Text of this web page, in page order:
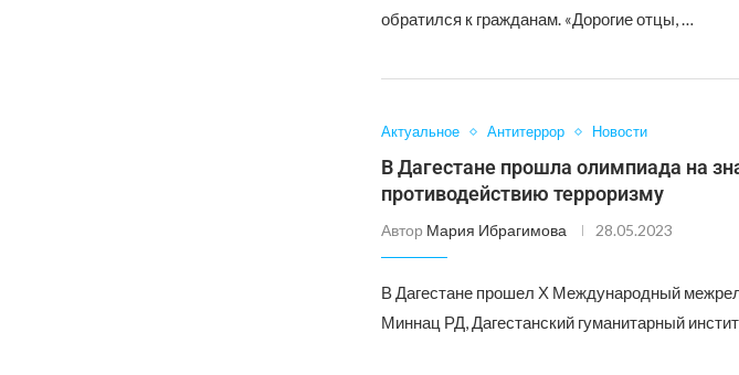
обратился к гражданам. «Дорогие отцы, …
Актуальное Антитеррор Новости
В Дагестане прошла олимпиада на
противодействию терроризму
Автор Мария Ибрагимова 28.05.2023
В Дагестане прошел Х Международный
Миннац РД, Дагестанский гуманитарный